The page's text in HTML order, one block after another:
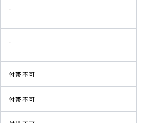
-
-
付帯不可
付帯不可